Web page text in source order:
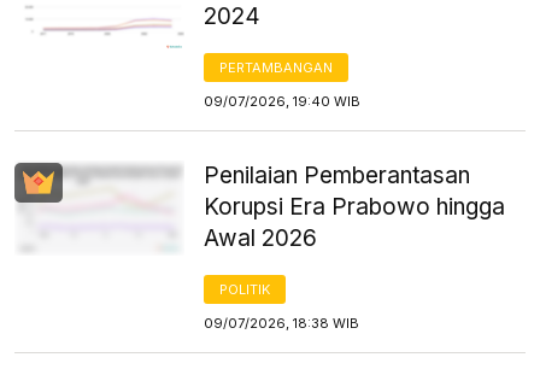
2024
PERTAMBANGAN
09/07/2026, 19:40 WIB
Penilaian Pemberantasan
Korupsi Era Prabowo hingga
Awal 2026
POLITIK
09/07/2026, 18:38 WIB